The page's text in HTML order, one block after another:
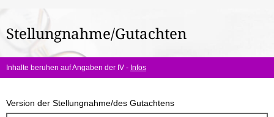
hier:
Stellungnahme/Gutachten
Inhalte beruhen auf Angaben der IV - Infos
Version der Stellungnahme/des Gutachtens